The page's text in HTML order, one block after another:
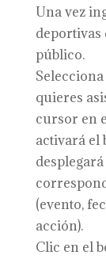
Una vez
deportivas
público.
quieres
cursor en
activará el
(evento,
acción).
Clic en el